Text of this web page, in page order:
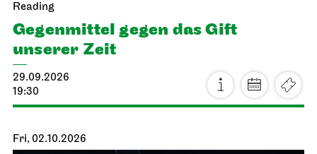
Reading
Gegenmittel gegen das Gift
unserer Zeit
29.09.2026
19:30
Fri, 02.10.2026